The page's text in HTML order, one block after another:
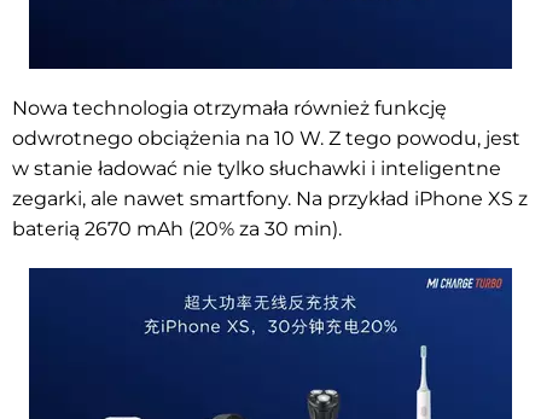
Nowa technologia otrzymała również funkcję
odwrotnego obciążenia na 10 W. Z tego powodu, jest
w stanie ładować nie tylko słuchawki i inteligentne
zegarki, ale nawet smartfony. Na przykład iPhone XS z
baterią 2670 mAh (20% za 30 min).